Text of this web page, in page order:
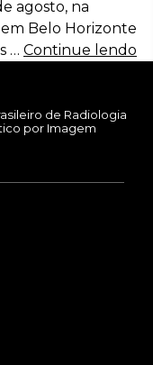
agosto, na
em Belo Horizonte
… Continue lendo
de Radiologia
por Imagem